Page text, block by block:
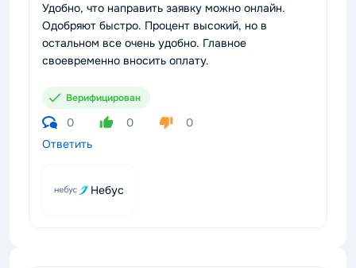
Удобно, что направить заявку можно онлайн.
Одобряют быстро. Процент высокий, но в
остальном все очень удобно. Главное
своевременно вносить оплату.
Верифицирован
0 0
0
Ответить
Небус